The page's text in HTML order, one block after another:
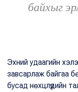
байхыг
Эхний удаагийн
завсарлаж байгаа
бусад нөхцлүүдийн